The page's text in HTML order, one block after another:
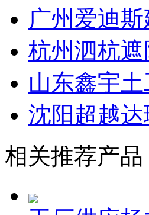
广州爱迪
杭州泗杭
山东鑫宇
沈阳超越
相关推荐产品